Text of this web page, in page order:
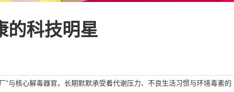
的科技明星
”与核心解毒器官，长期默默承受着代谢压力、不良生活习惯与环境毒素的